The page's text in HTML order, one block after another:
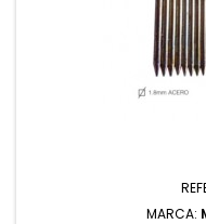
MARCA: